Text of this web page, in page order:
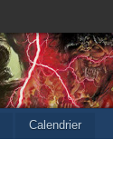
Calendrier